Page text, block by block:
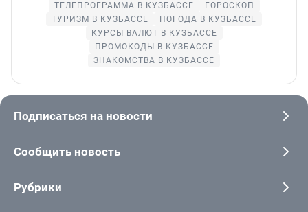
ТЕЛЕПРОГРАММА В КУЗБАССЕ
ГОРОСКОП
ТУРИЗМ В КУЗБАССЕ
ПОГОДА В КУЗБАССЕ
КУРСЫ ВАЛЮТ В КУЗБАССЕ
ПРОМОКОДЫ В КУЗБАССЕ
ЗНАКОМСТВА В КУЗБАССЕ
Подписаться на новости
Сообщить новость
Рубрики